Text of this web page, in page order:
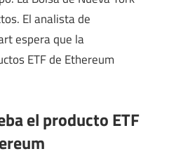
El analista de
espera que la
ETF de Ethereum
el producto ETF